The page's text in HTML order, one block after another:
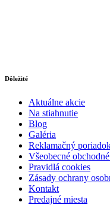
Dôležité
Aktuálne akcie
Na stiahnutie
Blog
Galéria
Reklamačný
Všeobecné
Pravidlá cookies
Zásady ochrany
Kontakt
Predajné miesta